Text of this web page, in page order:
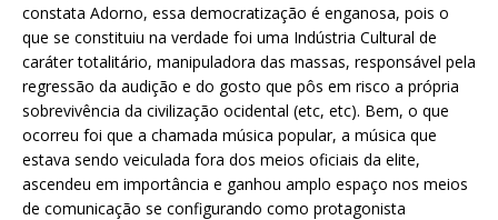
constata Adorno, essa democratização é enganosa, pois o
que se constituiu na verdade foi uma Indústria Cultural de
caráter totalitário, manipuladora das massas, responsável pela
regressão da audição e do gosto que pôs em risco a própria
sobrevivência da civilização ocidental (etc, etc). Bem, o que
ocorreu foi que a chamada música popular, a música que
estava sendo veiculada fora dos meios oficiais da elite,
ascendeu em importância e ganhou amplo espaço nos meios
de comunicação se configurando como protagonista